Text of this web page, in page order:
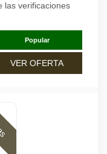
las verificaciones
Popular
VER OFERTA